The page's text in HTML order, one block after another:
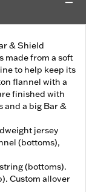
& Shield
made from a soft
to help keep its
flannel with a
finished with
and a big Bar &
jersey
(bottoms),
(bottoms).
Custom allover